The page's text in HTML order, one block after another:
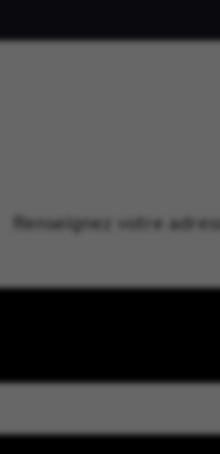
Renseignez votre